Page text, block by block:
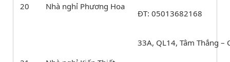
20 Nhà nghỉ Phương Hoa
ĐT: 05013682168
33A, QL14, Tâm Thắng –